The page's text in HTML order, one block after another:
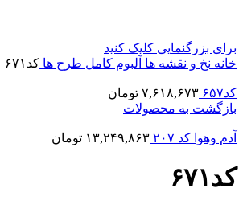
برای بزرگنمایی کلیک کنید
خانه نخ و نقشه ها آلبوم کامل طرح ها کد۶۷۱
کد۶۵۷ ۷,۶۱۸,۶۷۳ تومان
بازگشت به محصولات
آدم وهوا کد ۲۰۷ ۱۳,۲۴۹,۸۶۳ تومان
کد۶۷۱